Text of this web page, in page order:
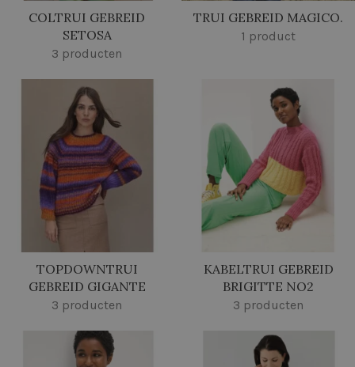
COLTRUI GEBREID
SETOSA
3 producten
TRUI GEBREID MAGICO.
1 product
TOPDOWNTRUI
GEBREID GIGANTE
3 producten
KABELTRUI GEBREID
BRIGITTE NO2
3 producten